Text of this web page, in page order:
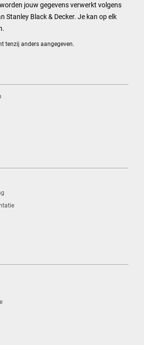
tenzij anders aangegeven.
jouw gegevens verwerkt volgens
Stanley Black & Decker. Je kan op elk